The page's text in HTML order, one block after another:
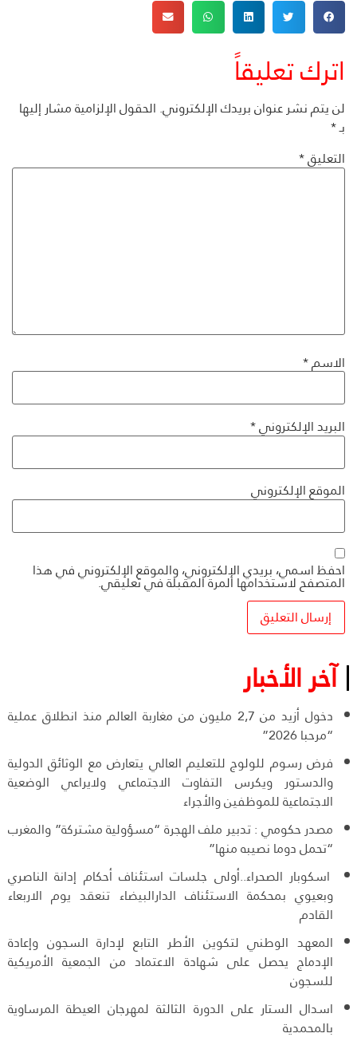
اترك تعليقاً
لن يتم نشر عنوان بريدك الإلكتروني.الحقول الإلزامية مشار إليها
بـ*
التعليق*
الاسم*
البريد الإلكتروني*
الموقع الإلكتروني
احفظ اسمي، بريدي الإلكتروني، والموقع الإلكتروني في هذا
المتصفح لاستخدامها المرة المقبلة في تعليقي.
آخر الأخبار
دخول أزيد من 2,7 مليون من مغاربة العالم منذ انطلاق عملية
“مرحبا 2026”
فرض رسوم للولوج للتعليم العالي يتعارض مع الوثائق الدولية
والدستور ويكرس التفاوت الاجتماعي ولايراعي الوضعية
الاجتماعية للموظفين والأجراء
مصدر حكومي : تدبير ملف الهجرة “مسؤولية مشتركة” والمغرب
“تحمل دوما نصيبه منها”
اسكوبار الصحراء..أولى جلسات استئناف أحكام إدانة الناصري
وبعيوي بمحكمة الاستئناف الدارالبيضاء تنعقد يوم الاربعاء
القادم
المعهد الوطني لتكوين الأطر التابع لإدارة السجون وإعادة
الإدماج يحصل على شهادة الاعتماد من الجمعية الأمريكية
للسجون
اسدال الستار على الدورة الثالثة لمهرجان العيطة المرساوية
بالمحمدية